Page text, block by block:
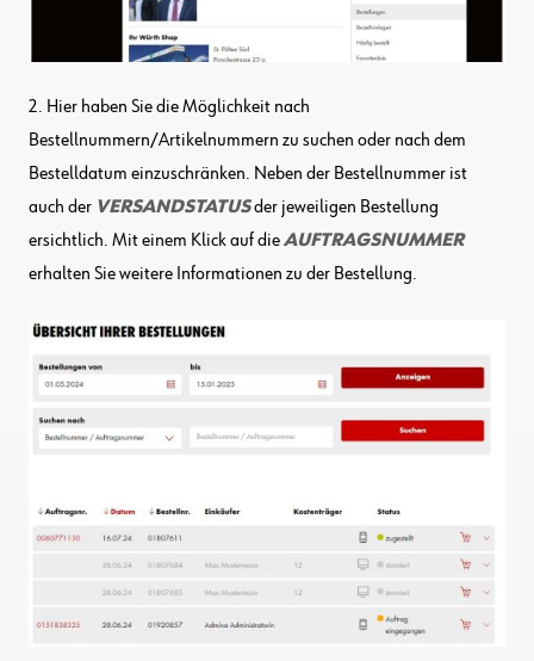
2. Hier haben Sie die Möglichkeit nach
Bestellnummern/Artikelnummern zu suchen oder nach dem
Bestelldatum einzuschränken. Neben der Bestellnummer ist
auch der VERSANDSTATUSder jeweiligen Bestellung
ersichtlich. Mit einem Klick auf dieAUFTRAGSNUMMER
erhalten Sie weitere Informationen zu der Bestellung.